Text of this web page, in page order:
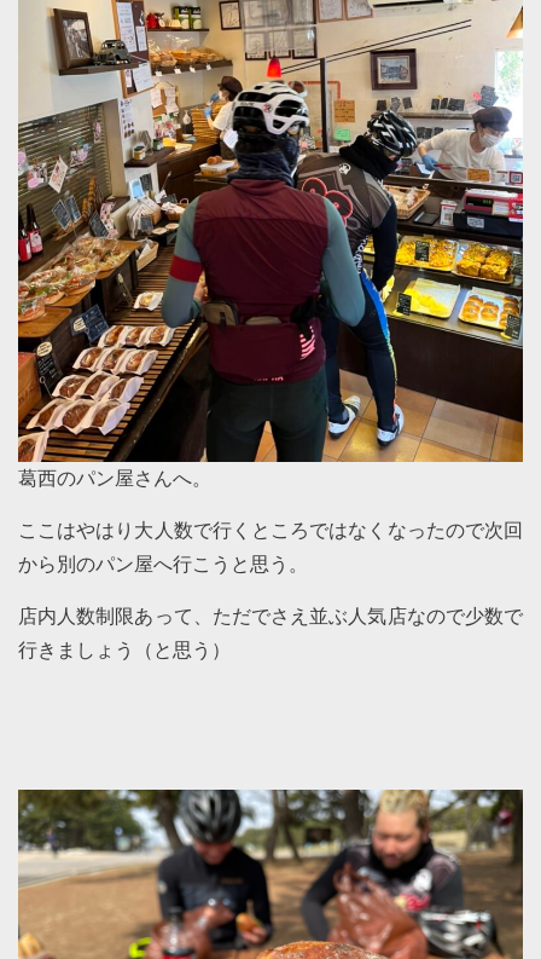
葛西のパン屋さんへ。
ここはやはり大人数で行くところではなくなったので次回
から別のパン屋へ行こうと思う。
店内人数制限あって、ただでさえ並ぶ人気店なので少数で
行きましょう（と思う）